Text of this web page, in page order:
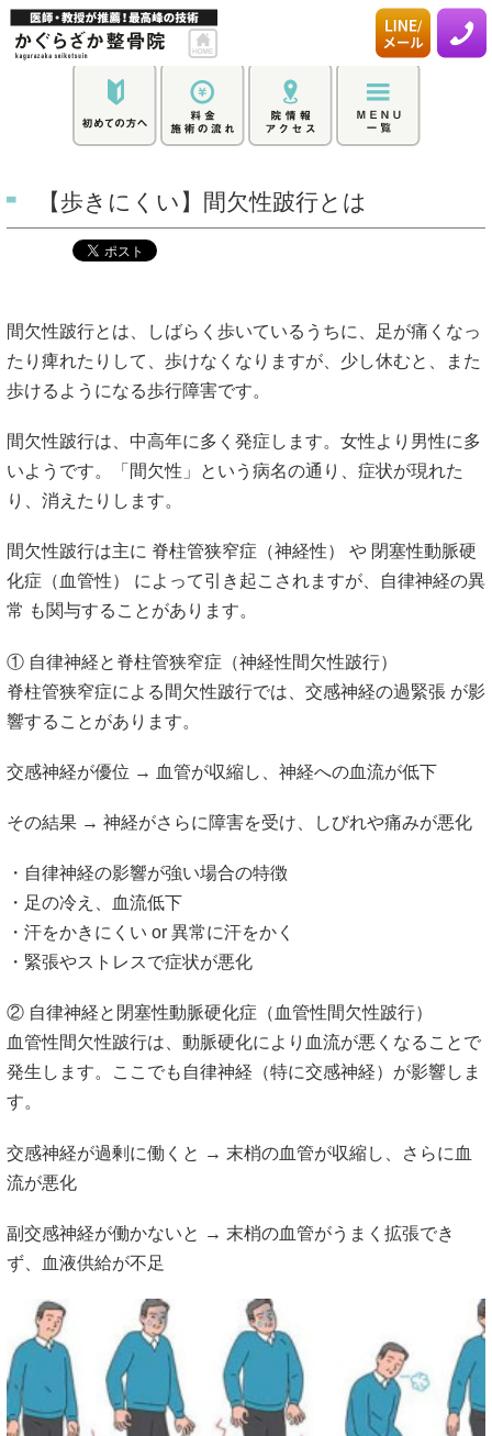
【歩きにくい】間欠性跛行とは
間欠性跛行とは、しばらく歩いているうちに、足が痛くなっ
たり痺れたりして、歩けなくなりますが、少し休むと、また
歩けるようになる歩行障害です。
間欠性跛行は、中高年に多く発症します。女性より男性に多
いようです。「間欠性」という病名の通り、症状が現れた
り、消えたりします。
間欠性跛行は主に 脊柱管狭窄症（神経性） や 閉塞性動脈硬
化症（血管性） によって引き起こされますが、自律神経の異
常 も関与することがあります。
① 自律神経と脊柱管狭窄症（神経性間欠性跛行）
脊柱管狭窄症による間欠性跛行では、交感神経の過緊張 が影
響することがあります。
交感神経が優位 → 血管が収縮し、神経への血流が低下
その結果 → 神経がさらに障害を受け、しびれや痛みが悪化
・自律神経の影響が強い場合の特徴
・足の冷え、血流低下
・汗をかきにくい or 異常に汗をかく
・緊張やストレスで症状が悪化
② 自律神経と閉塞性動脈硬化症（血管性間欠性跛行）
血管性間欠性跛行は、動脈硬化により血流が悪くなることで
発生します。ここでも自律神経（特に交感神経）が影響しま
す。
交感神経が過剰に働くと → 末梢の血管が収縮し、さらに血
流が悪化
副交感神経が働かないと → 末梢の血管がうまく拡張でき
ず、血液供給が不足